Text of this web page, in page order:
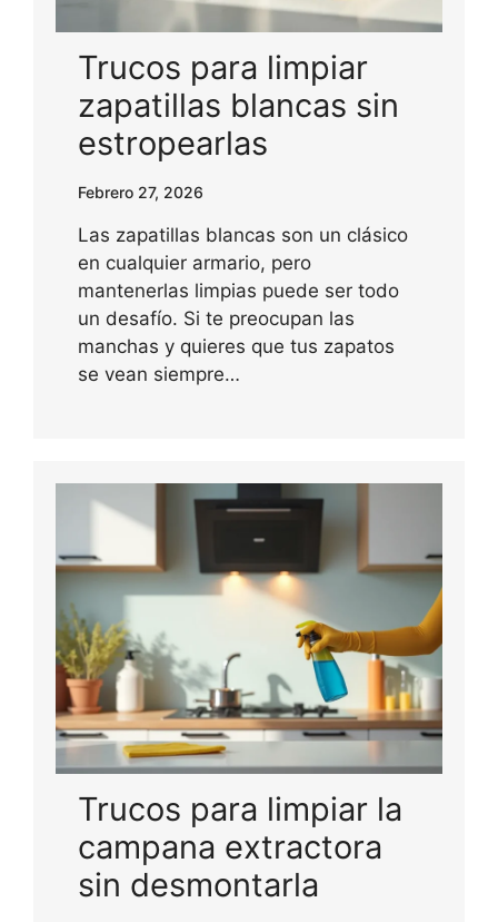
Trucos para limpiar
zapatillas blancas sin
estropearlas
Febrero 27, 2026
Las zapatillas blancas son un clásico
en cualquier armario, pero
mantenerlas limpias puede ser todo
un desafío. Si te preocupan las
manchas y quieres que tus zapatos
se vean siempre…
Trucos para limpiar la
campana extractora
sin desmontarla